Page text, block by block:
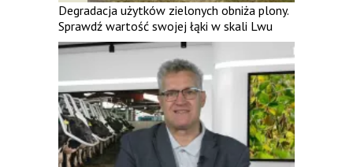
Degradacja użytków zielonych obniża plony.
Sprawdź wartość swojej łąki w skali Lwu